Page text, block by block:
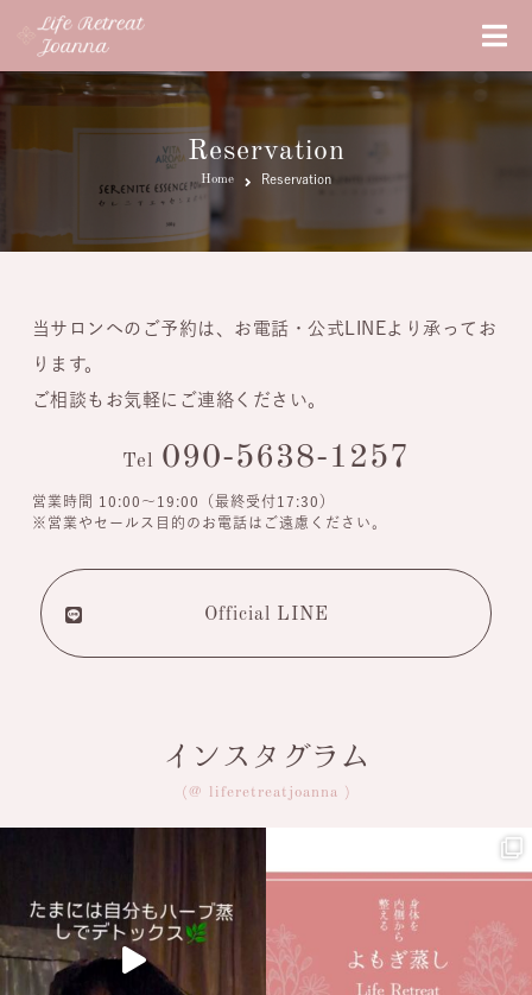
Reservation
Home Reservation
当サロンへのご予約は、お電話・公式LINEより承ってお
ります。
ご相談もお気軽にご連絡ください。
Tel 090-5638-1257
営業時間 10:00〜19:00（最終受付17:30）
※営業やセールス目的のお電話はご遠慮ください。
Official LINE
インスタグラム
(@ liferetreatjoanna )